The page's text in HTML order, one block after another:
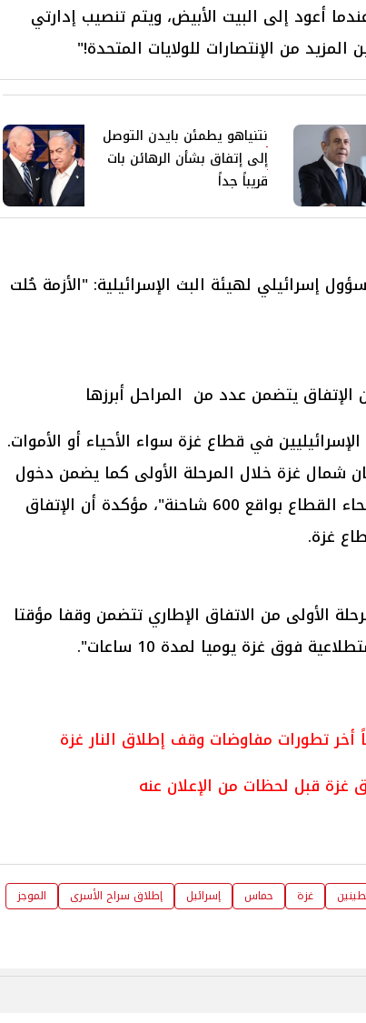
أعود إلى البيت الأبيض، ويتم تنصيب إدارتي
من الإنتصارات للولايات المتحدة!"
نتنياهو يطمئن بايدن التوصل
إلى إتفاق بشأن الرهائن بات
قريباً جداً
لهيئة البث الإسرائيلية: "الأزمة حُلت
الإتفاق يتضمن عدد من المراحل أبرزها
في قطاع غزة سواء الأحياء أو الأموات.
شمال غزة خلال المرحلة الأولى كما يضمن دخول
المساعدات الإنسانية لجميع أنحاء القطاع بواقع 600 شاحنة"، مؤكدة أن الإتفاق
غزة.
الأولى من الاتفاق الإطاري تتضمن وقفا مؤقتا
فوق غزة يوميا لمدة 10 ساعات".
أخر تطورات مفاوضات وقف إطلاق النار غزة
غزة قبل لحظات من الإعلان عنه
غزة حماس إسرائيل إطلاق سراح الأسرى
الموجز